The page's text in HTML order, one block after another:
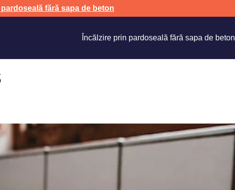
fără sapa de beton
Încălzire prin pardoseală fără sapa de beton